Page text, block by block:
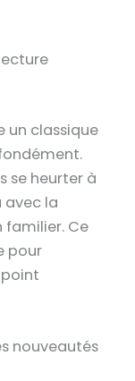
un classique
se heurter à
avec la
familier. Ce
pour
nouveautés